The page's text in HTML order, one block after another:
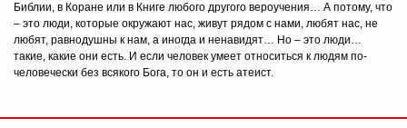
Библии, в Коране или в Книге любого другого вероучения… А потому, что
– это люди, которые окружают нас, живут рядом с нами, любят нас, не
любят, равнодушны к нам, а иногда и ненавидят… Но – это люди…
такие, какие они есть. И если человек умеет относиться к людям по-
человечески без всякого Бога, то он и есть атеист.